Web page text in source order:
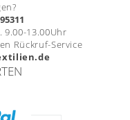
9.00-13.00Uhr
Rückruf-Service